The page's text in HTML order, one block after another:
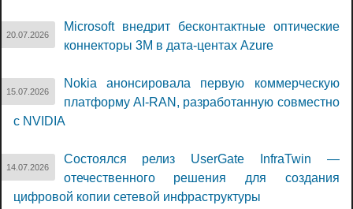
20.07.2026
Microsoft внедрит бесконтактные оптические
коннекторы 3M в дата-центах Azure
15.07.2026
Nokia анонсировала первую коммерческую
платформу AI-RAN, разработанную совместно
с NVIDIA
14.07.2026
Состоялся релиз UserGate InfraTwin —
отечественного решения для создания
цифровой копии сетевой инфраструктуры